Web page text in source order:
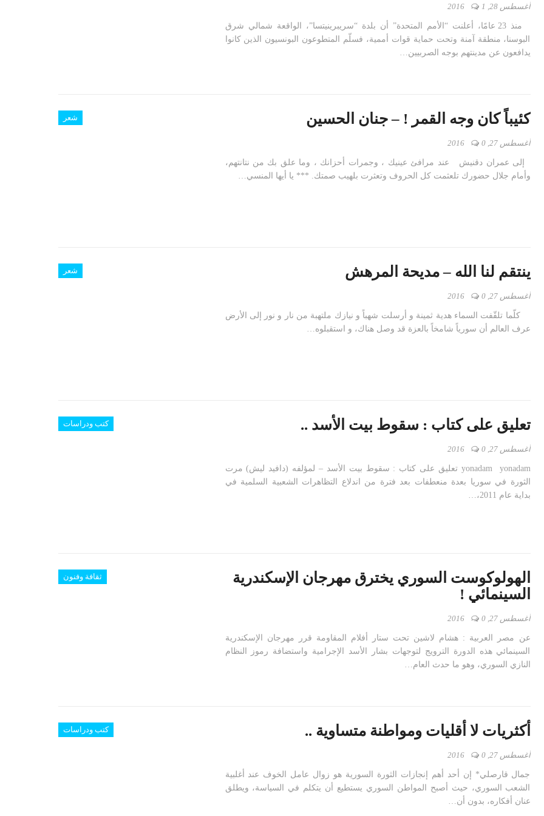
أغسطس 28, 2016 1
منذ 23 عامًا، أعلنت “الأمم المتحدة” أن بلدة “سريبرينيتسا”، الواقعة شمالي شرق
البوسنا، منطقة آمنة وتحت حماية قوات أممية، فسلّم المتطوعون البونسيون الذين كانوا
يدافعون عن مدينتهم بوجه الصربيين…
شعر كئيباً كان وجه القمر ! – جنان الحسين
أغسطس 27, 2016 0
إلى عمران دقنيش عند مرافئ عينيك ، وجمرات أحزانك ، وما علق بك من نتانتهم،
وأمام جلال حضورك تلعثمت كل الحروف وتعثرت بلهيب صمتك. *** يا أيها المنسي…
شعر ينتقم لنا الله – مديحة المرهش
أغسطس 27, 2016 0
كلّما تلقّفت السماء هدية ثمينة و أرسلت شهباً و نيازك ملتهبة من نار و نور إلى الأرض
عرف العالم أن سورياً شامخاً بالعزة قد وصل هناك، و استقبلوه…
كتب ودراسات تعليق على كتاب : سقوط بيت الأسد ..
أغسطس 27, 2016 0
yonadam yonadam تعليق على كتاب : سقوط بيت الأسد – لمؤلفه (دافيد ليش) مرت
الثورة في سوريا بعدة منعطفات بعد فترة من اندلاع التظاهرات الشعبية السلمية في
بداية عام 2011،…
ثقافة وفنون
الهولوكوست السوري يخترق مهرجان الإسكندرية
السينمائي !
أغسطس 27, 2016 0
عن مصر العربية : هشام لاشين تحت ستار أفلام المقاومة قرر مهرجان الإسكندرية
السينمائي هذه الدورة الترويج لتوجهات بشار الأسد الإجرامية واستضافة رموز النظام
النازي السوري، وهو ما حدث العام…
كتب ودراسات أكثريات لا أقليات ومواطنة متساوية ..
أغسطس 27, 2016 0
جمال قارصلي* إن أحد أهم إنجازات الثورة السورية هو زوال عامل الخوف عند أغلبية
الشعب السوري، حيث أصبح المواطن السوري يستطيع أن يتكلم في السياسة، ويطلق
عنان أفكاره، بدون أن…